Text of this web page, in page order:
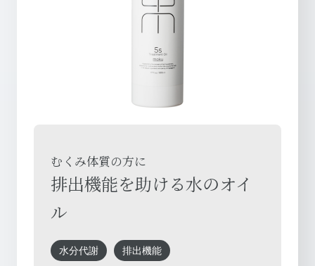
むくみ体質の方に
排出機能を助ける水のオイ
ル
水分代謝 排出機能